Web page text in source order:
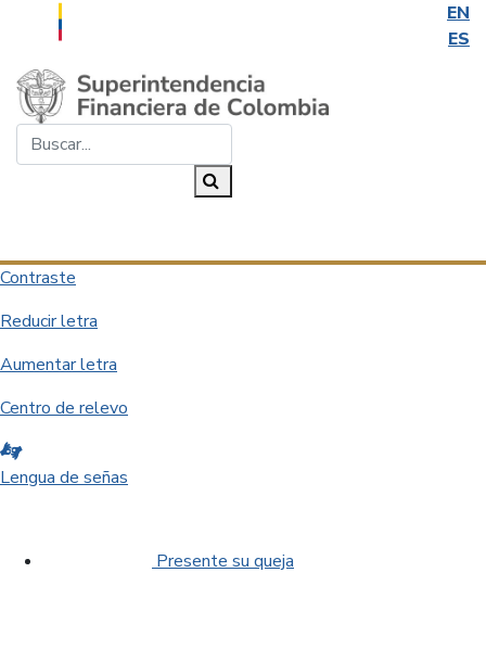
EN
ES
Saltar al contenido principal
Contraste
Reducir letra
Aumentar letra
Centro de relevo
Lengua de señas
Presente su queja